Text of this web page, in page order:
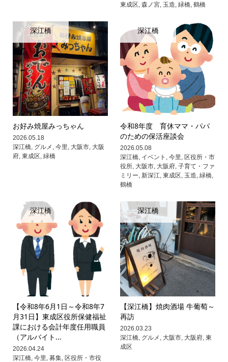
東成区 ,森ノ宮 玉造 ,緑橋 ,鶴橋
深江橋
お好み焼屋みっちゃん
2026.05.18
深江橋, グルメ , 今里, 大阪市, 大阪
府, 東成区, 緑橋
深江橋
令和8年度 育休ママ・パパ
のための保活座談会
2026.05.08
深江橋, イベント ,今里, 区役所・市
役所, 大阪市, 大阪府,子育て・ファ
ミリー,新深江,東成区, 玉造,緑橋,
鶴橋
深江橋
【令和8年6月1日～令和8年7
月31日】東成区役所保健福祉
課における会計年度任用職員
（アルバイト...
2026.04.24
深江橋, 今里, 募集, 区役所・市役
深江橋
【深江橋】焼肉酒場 牛葡萄～
再訪
2026.03.23
深江橋, グルメ , 大阪市, 大阪府,東
成区